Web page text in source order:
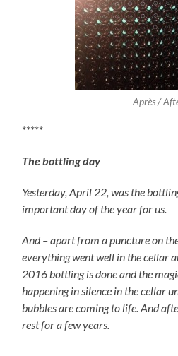
Après /
*****
The bottling day
Yesterday, April 22, was the
important day of the year for us.
And – apart from a puncture on
everything went well in the cellar
2016 bottling is done and the
happening in silence in the cellar
bubbles are coming to life. And
rest for a few years.